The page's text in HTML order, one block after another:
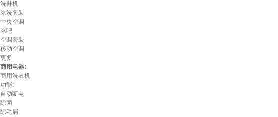
洗鞋机
冰洗套装
中央空调
冰吧
空调套装
移动空调
更多
商用电器:
商用洗衣机
功能:
自动断电
除菌
除毛屑